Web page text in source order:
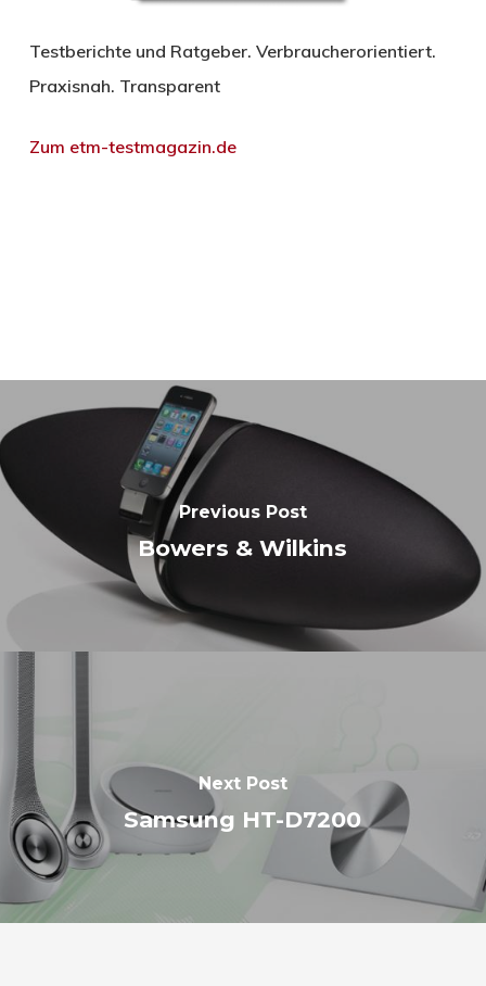
Testberichte und Ratgeber. Verbraucherorientiert.
Praxisnah. Transparent
Zum etm-testmagazin.de
Previous Post
Bowers & Wilkins
Next Post
Samsung HT-D7200